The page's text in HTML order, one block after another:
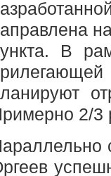
В
2/3